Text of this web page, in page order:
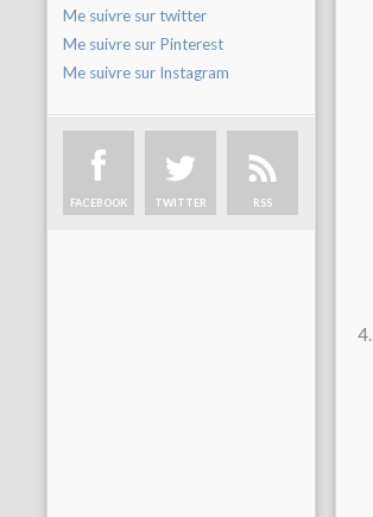
Me suivre sur twitter
Me suivre sur Pinterest
Me suivre sur Instagram
FACEBOOK TWITTER RSS